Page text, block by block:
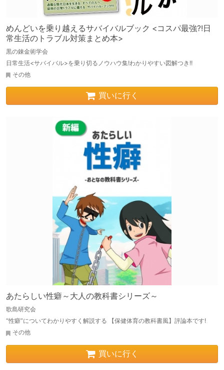
めんどいを乗り越えるサバイバルブック <コスパ最強?!日
常生活のトラブル対策まとめ本>
黒の錬金術学会
日常生活<サバイバル>を乗り切るノウハウ集!わかりやすい図解つき!!
その他
買いに行く
あたらしい性癖～大人の教科書シリーズ～
歌島研究会
“性癖”についてわかりやすく解説する 【保健体育の教科書風】評論本です!
その他
買いに行く